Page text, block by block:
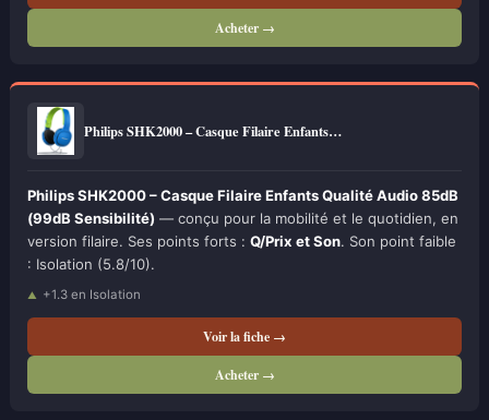
Acheter →
Philips SHK2000 – Casque Filaire Enfants…
Philips SHK2000 – Casque Filaire Enfants Qualité Audio 85dB
(99dB Sensibilité) — conçu pour la mobilité et le quotidien, en
version filaire. Ses points forts : Q/Prix et Son. Son point faible
: Isolation (5.8/10).
+1.3 en Isolation
Voir la fiche →
Acheter →